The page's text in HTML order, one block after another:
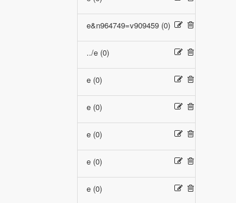
e&n964749=v909459 (0)
../e (0)
e (0)
e (0)
e (0)
e (0)
e (0)